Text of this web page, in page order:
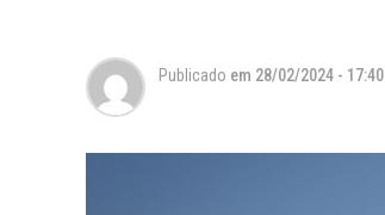
Publicado em 28/02/2024 - 17:40